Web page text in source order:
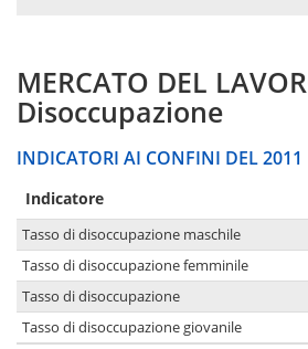
MERCATO DEL
Disoccupazione
INDICATORI AI CONFINI DEL 2011
Indicatore
Tasso di disoccupazione maschile
Tasso di disoccupazione femminile
Tasso di disoccupazione
Tasso di disoccupazione giovanile